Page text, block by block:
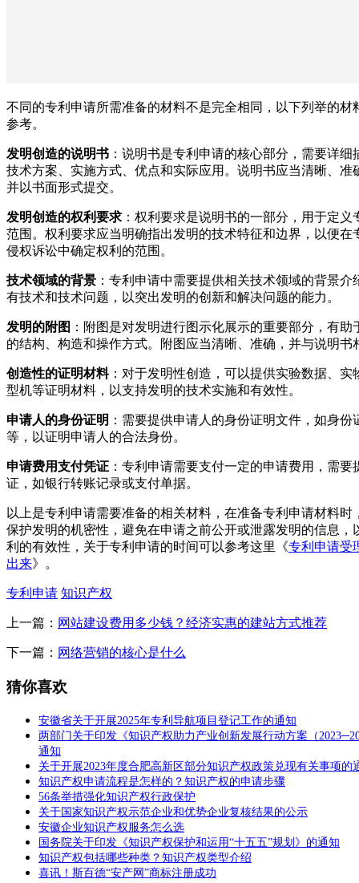
不同的专利申请所需准备的材料不是完全相同，以下列举的材
参考。
发明创造的说明书 ：说明书是专利申请的核心部分，需要详细
技术方案、实施方式、优点和实际应用。说明书应当清晰、准
并以书面形式提交。
发明创造的权利要求：权利要求是说明书的一部分，用于定义
范围。权利要求应当明确指出发明的技术特征和边界，以便在
侵权诉讼中确定权利的范围。
技术领域的背景 ：专利申请中需要提供相关技术领域的背景介
有技术和技术问题，以突出发明的创新和解决问题的能力。
发明的附图 ：附图是对发明进行图示化展示的重要部分，有助
的结构、构造和操作方式。附图应当清晰、准确，并与说明书
创造性的证明材料：对于发明性创造，可以提供实验数据、实
型机等证明材料，以支持发明的技术实施和有效性。
申请人的身份证明 ：需要提供申请人的身份证明文件，如身份
等，以证明申请人的合法身份。
申请费用支付凭证 ：专利申请需要支付一定的申请费用，需要
证，如银行转账记录或支付单据。
以上是专利申请需要准备的相关材料，在准备专利申请材料时
保护发明的机密性，避免在申请之前公开或泄露发明的信息，
利的有效性，关于专利申请的时间可以参考这里《专利申请受
出来》。
专利申请 知识产权
上一篇： 网站建设费用多少钱？经济实惠的建站方式推荐
下一篇： 网络营销的核心是什么
猜你喜欢
安徽省关于开展2025年专利导航项目登记工作的通知
两部门关于印发《知识产权助力产业创新发展行动方案（
通知
关于开展2023年度合肥高新区部分知识产权政策兑现有关事项的
知识产权申请流程是怎样的？知识产权的申请步骤
56条举措强化知识产权行政保护
关于国家知识产权示范企业和优势企业复核结果的公示
安徽企业知识产权服务怎么选
国务院关于印发《知识产权保护和运用“十五五”规划》的通知
知识产权包括哪些种类？知识产权类型介绍
喜讯！斯百德“安产网”商标注册成功